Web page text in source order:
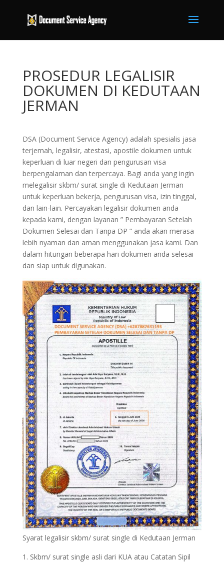
PROSEDUR LEGALISIR
DOKUMEN DI KEDUTAAN
JERMAN
DSA (Document Service Agency) adalah spesialis jasa
terjemah, legalisir, atestasi, apostile dokumen untuk
keperluan di luar negeri dan pengurusan visa
berpengalaman dan terpercaya. Bagi anda yang ingin
melegalisir skbm/ surat single di Kedutaan Jerman
untuk keperluan bekerja, pengurusan visa, izin tinggal,
dan lain-lain. Percayakan legalisir dokumen anda
kepada kami, dengan layanan ” Pembayaran Setelah
Dokumen Selesai dan Tanpa DP ” anda akan merasa
lebih nyaman dan aman menggunakan jasa kami. Dan
dalam hitungan beberapa hari dokumen anda selesai
dan siap untuk digunakan.
Syarat legalisir skbm/ surat single di Kedutaan Jerman
Skbm/ surat single asli dari KUA atau Catatan Sipil